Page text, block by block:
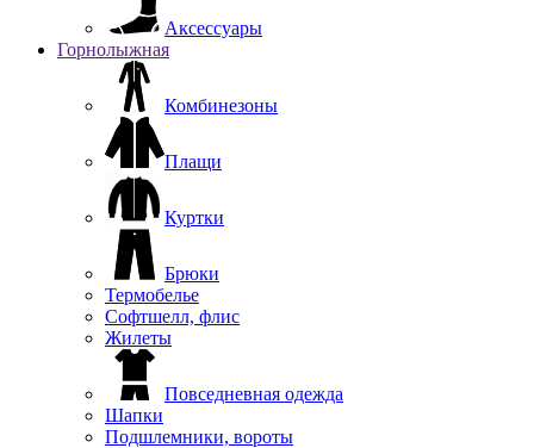
Аксессуары
Горнолыжная
Комбинезоны
Плащи
Куртки
Брюки
Термобелье
Софтшелл, флис
Жилеты
Повседневная одежда
Шапки
Подшлемники, вороты